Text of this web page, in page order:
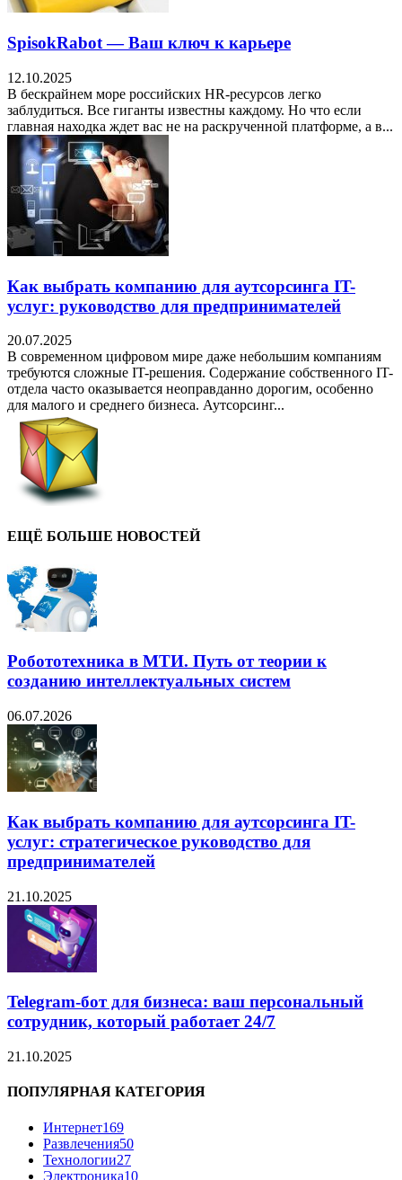
SpisokRabot — Ваш ключ к карьере
12.10.2025
В бескрайнем море российских HR-ресурсов легко
заблудиться. Все гиганты известны каждому. Но что если
главная находка ждет вас не на раскрученной платформе, а в...
Как выбрать компанию для аутсорсинга IT-
услуг: руководство для предпринимателей
20.07.2025
В современном цифровом мире даже небольшим компаниям
требуются сложные IT-решения. Содержание собственного IT-
отдела часто оказывается неоправданно дорогим, особенно
для малого и среднего бизнеса. Аутсорсинг...
ЕЩЁ БОЛЬШЕ НОВОСТЕЙ
Робототехника в МТИ. Путь от теории к
созданию интеллектуальных систем
06.07.2026
Как выбрать компанию для аутсорсинга IT-
услуг: стратегическое руководство для
предпринимателей
21.10.2025
Telegram-бот для бизнеса: ваш персональный
сотрудник, который работает 24/7
21.10.2025
ПОПУЛЯРНАЯ КАТЕГОРИЯ
Интернет169
Развлечения50
Технологии27
Электроника10